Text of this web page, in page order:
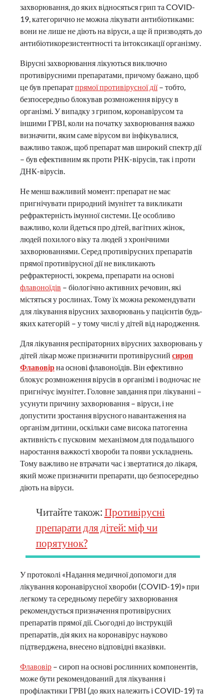
захворювання, до яких відносяться грип та COVID-
19, категорично не можна лікувати антибіотиками:
вони не лише не діють на віруси, а ще й призводять до
антибіотикорезистентності та інтоксикації організму.
Вірусні захворювання лікуються виключно
противірусними препаратами, причому бажано, щоб
це був препаратпрямої противірусної дії– тобто,
безпосередньо блокував розмноження вірусу в
організмі. У випадку з грипом, коронавірусом та
іншими ГРВІ, коли на початку захворювання важко
визначити, яким саме вірусом ви інфікувалися,
важливо також, щоб препарат мав широкий спектр дії
– був ефективним як проти РНК-вірусів, так і проти
ДНК-вірусів.
Не менш важливий момент: препарат не має
пригнічувати природний імунітет та викликати
рефрактерність імунної системи. Це особливо
важливо, коли йдеться про дітей, вагітних жінок,
людей похилого віку та людей з хронічними
захворюваннями. Серед противірусних препаратів
прямої противірусної дії не викликають
рефрактерності, зокрема, препарати на основі
флавоноїдів – біологічно активних речовин, які
містяться у рослинах. Тому їх можна рекомендувати
для лікування вірусних захворювань у пацієнтів будь-
яких категорій – у тому числі у дітей від народження.
Для лікування респіраторних вірусних захворювань у
дітей лікар може призначити противірусний сироп
Флавовірна основі флавоноїдів. Він ефективно
блокує розмноження вірусів в організмі і водночас не
пригнічує імунітет. Головне завдання при лікуванні –
усунути причину захворювання – віруси, і не
допустити зростання вірусного навантаження на
організм дитини, оскільки саме висока патогенна
активність є пусковим механізмом для подальшого
наростання важкості хвороби та появи ускладнень.
Тому важливо не втрачати час і звертатися до лікаря,
який може призначити препарати, що безпосередньо
діють на віруси.
Читайте також: Противірусні
препарати для дітей: міф чи
порятунок?
У протоколі «Надання медичної допомоги для
лікування коронавірусної хвороби (COVID-19)» при
легкому та середньому перебігу захворювання
рекомендується призначення противірусних
препаратів прямої дії. Сьогодні до інструкцій
препаратів, дія яких на коронавірус науково
підтверджена, внесено відповідні вказівки.
Флавовір – сироп на основі рослинних компонентів,
може бути рекомендований для лікування і
профілактики ГРВІ (до яких належить і COVID-19) та